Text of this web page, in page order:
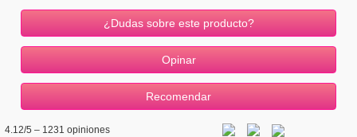
¿Dudas sobre este producto?
4.12/5 – 1231 opiniones